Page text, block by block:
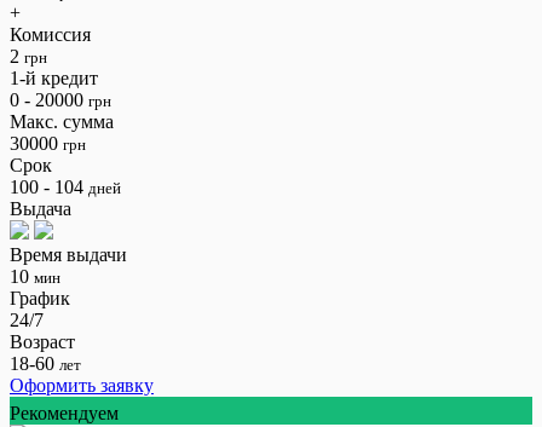
+
Комиссия
2 грн
1-й кредит
0 - 20000 грн
Макс. сумма
30000 грн
Срок
100 - 104 дней
Выдача
Время выдачи
10 мин
График
24/7
Возраст
18-60 лет
Оформить заявку
Рекомендуем